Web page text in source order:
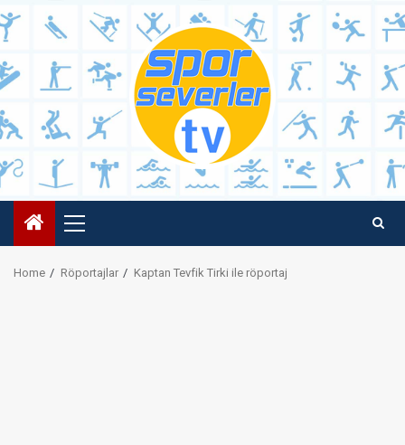
Skip
to
Primary
Menu
Home Röportajlar Kaptan Tevfik Tirki ile röportaj